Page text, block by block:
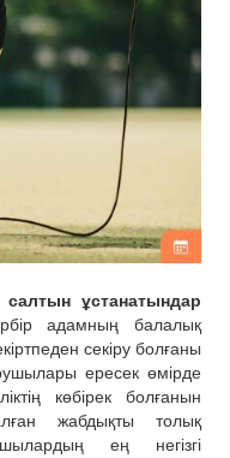
ұстанатындар
адамның балалық
секіру болғаны
ересек өмірде
көбірек болғанын
жабдықты толық
ең негізгі